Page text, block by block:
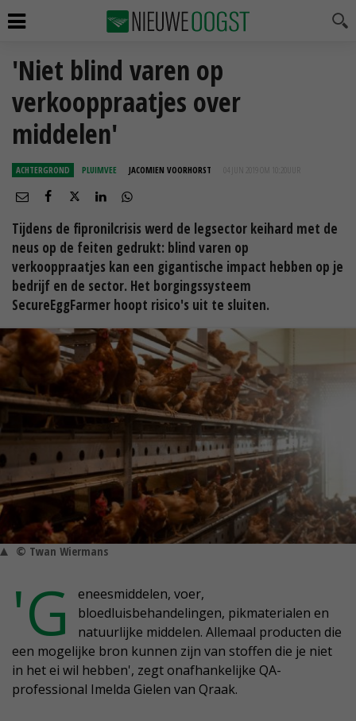
'Niet blind varen op
verkooppraatjes over
middelen'
ACHTERGROND PLUIMVEE JACOMIEN VOORHORST 04 JUN 2019 OM 10:20
Tijdens de fipronilcrisis werd de legsector keihard met de
neus op de feiten gedrukt: blind varen op
verkooppraatjes kan een gigantische impact hebben op je
bedrijf en de sector. Het borgingssysteem
SecureEggFarmer hoopt risico's uit te sluiten.
© Twan Wiermans
'G
eneesmiddelen, voer,
bloedluisbehandelingen, pikmaterialen en
natuurlijke middelen. Allemaal producten die
een mogelijke bron kunnen zijn van stoffen die je niet
in het ei wil hebben', zegt onafhankelijke QA-
professional Imelda Gielen van Qraak.